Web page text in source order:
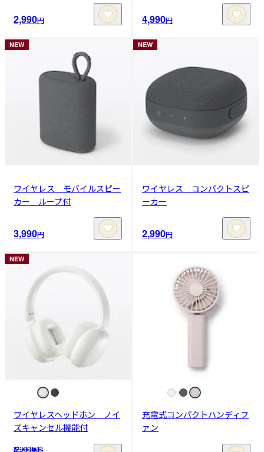
2,990円 4,990円
NEW
ワイヤレス モバイルスピー
カー ループ付
3,990円
NEW
ワイヤレス コンパクトスピ
ーカー
2,990円
NEW
ワイヤレスヘッドホン ノイ
ズキャンセル機能付
配送料無料
充電式コンパクトハンディフ
ァン